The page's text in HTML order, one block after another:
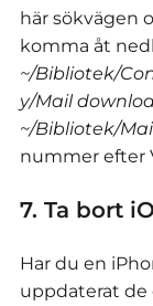
här sökvägen
komma åt
~/Bibliotek/
y/Mail
~/Bibliotek/
nummer efter
7. Ta bort
Har du en
uppdaterat de